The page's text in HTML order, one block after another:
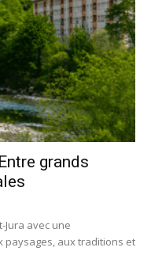
grands
Jura avec une
paysages, aux traditions et